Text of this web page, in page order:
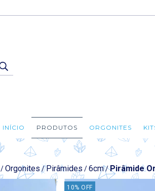
INÍCIO PRODUTOS ORGONITES
/Orgonites /Pirâmides /6cm/Pirâmide
10% OFF